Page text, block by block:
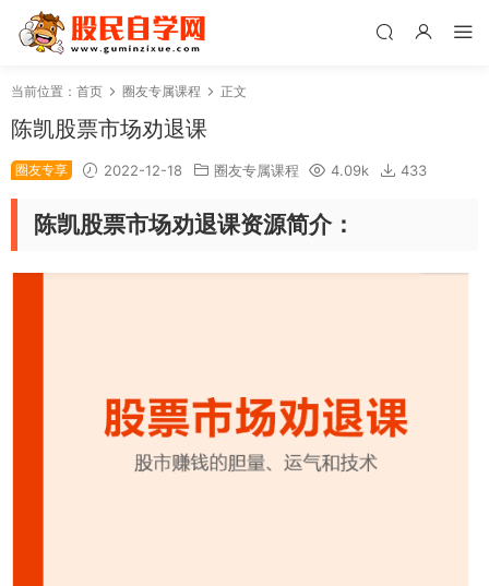
当前位置： 首页 圈友专属课程 正文
陈凯股票市场劝退课
圈友专享 2022-12-18 圈友专属课程 4.09k 433
陈凯股票市场劝退课资源简介：